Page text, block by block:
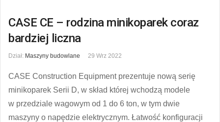
CASE CE – rodzina minikoparek coraz
bardziej liczna
Dział: Maszyny budowlane 29 Wrz 2022
CASE Construction Equipment prezentuje nową serię
minikoparek Serii D, w skład której wchodzą modele
w przedziale wagowym od 1 do 6 ton, w tym dwie
maszyny o napędzie elektrycznym. Łatwość konfiguracji